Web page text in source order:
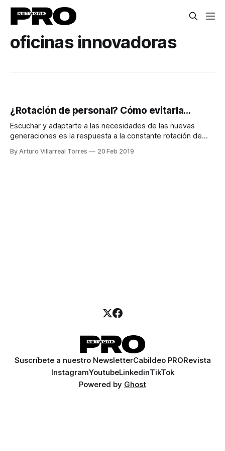
oficinas innovadoras
¿Rotación de personal? Cómo evitarla...
Escuchar y adaptarte a las necesidades de las nuevas
generaciones es la respuesta a la constante rotación de
By Arturo Villarreal Torres 20 Feb 2019
Suscríbete a nuestro NewsletterCabildeo PRORevista
InstagramYoutubeLinkedinTikTok
Powered by Ghost